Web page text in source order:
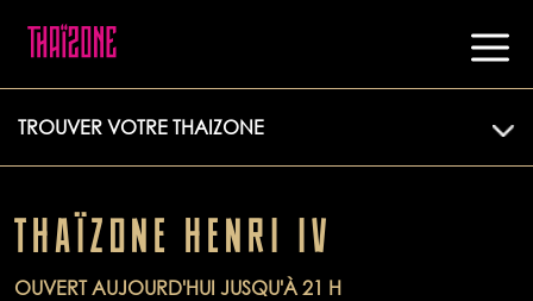
TROUVER VOTRE THAIZONE
THAÏZONE HENRI IV
OUVERT AUJOURD'HUI JUSQU'À 21 H